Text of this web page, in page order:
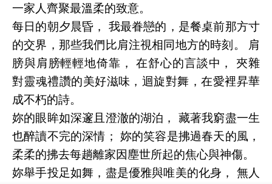
一家人齊聚最溫柔的致意。
每日的朝夕晨昏， 我最眷戀的，是餐桌前那方寸
的交界，那些我們比肩注視相同地方的時刻。 肩
膀與肩膀輕輕地倚靠， 在舒心的言談中， 夾雜
對靈魂禮讚的美好滋味，迴旋對舞，在愛裡昇華
成不朽的詩。
妳的眼眸如深邃且澄澈的湖泊， 藏著我窮盡一生
也醉讀不完的深情； 妳的笑容是拂過春天的風，
柔柔的拂去每趟離家因塵世所起的焦心與神傷。
妳舉手投足如舞，盡是優雅與唯美的化身， 無人